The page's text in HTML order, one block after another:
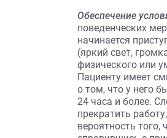
Обеспечение
поведенческих
начинается
(яркий свет,
физического или
Пациенту имеет
о том, что у него
24 часа и более.
прекратить
вероятность